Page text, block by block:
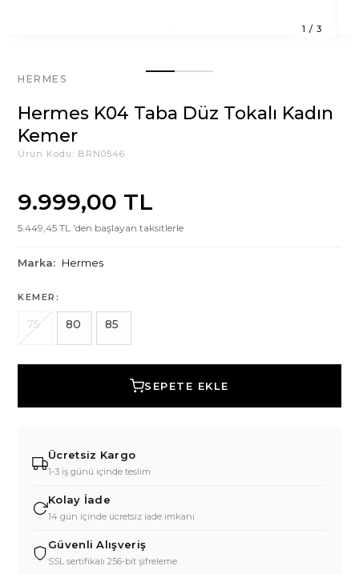
1 / 3
HERMES
Hermes K04 Taba Düz Tokalı Kadın
Kemer
Ürün Kodu: BRN0546
9.999,00 TL
5.449,45 TL 'den başlayan taksitlerle
Marka: Hermes
KEMER:
75 80 85
SEPETE EKLE
Ücretsiz Kargo
1-3 iş günü içinde teslim
Kolay İade
14 gün içinde ücretsiz iade imkanı
Güvenli Alışveriş
SSL sertifikalı 256-bit şifreleme